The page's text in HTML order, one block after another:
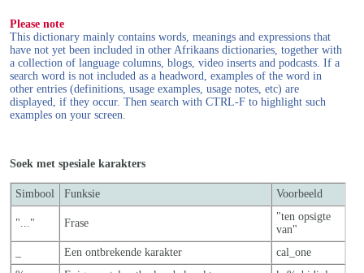
Please note
This dictionary mainly contains words, meanings and expressions that
have not yet been included in other Afrikaans dictionaries, together with
a collection of language columns, blogs, video inserts and podcasts. If a
search word is not included as a headword, examples of the word in
other entries (definitions, usage examples, usage notes, etc) are
displayed, if they occur. Then search with CTRL-F to highlight such
examples on your screen.
Soek met spesiale karakters
Simbool Funksie Voorbeeld
"..." Frase
"ten opsigte
van"
Een ontbrekende karakter
cal_one